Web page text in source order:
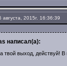
августа, 2015г. 16:36:39
написал(а):
твой выход, действуй!